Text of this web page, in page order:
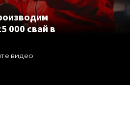
000 свай в
видео